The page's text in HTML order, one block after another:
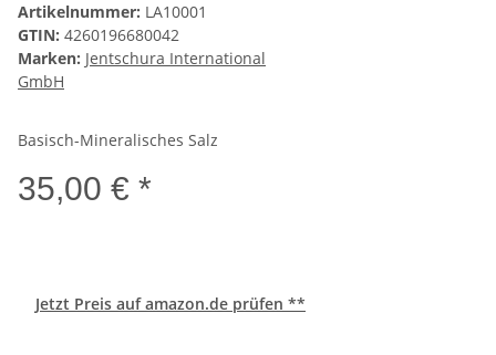
Artikelnummer: LA10001
GTIN: 4260196680042
Marken: Jentschura International
GmbH
Basisch-Mineralisches Salz
35,00 € *
Jetzt Preis auf amazon.de prüfen **